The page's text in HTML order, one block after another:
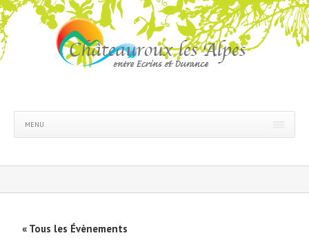
MENU
« Tous les Évènements